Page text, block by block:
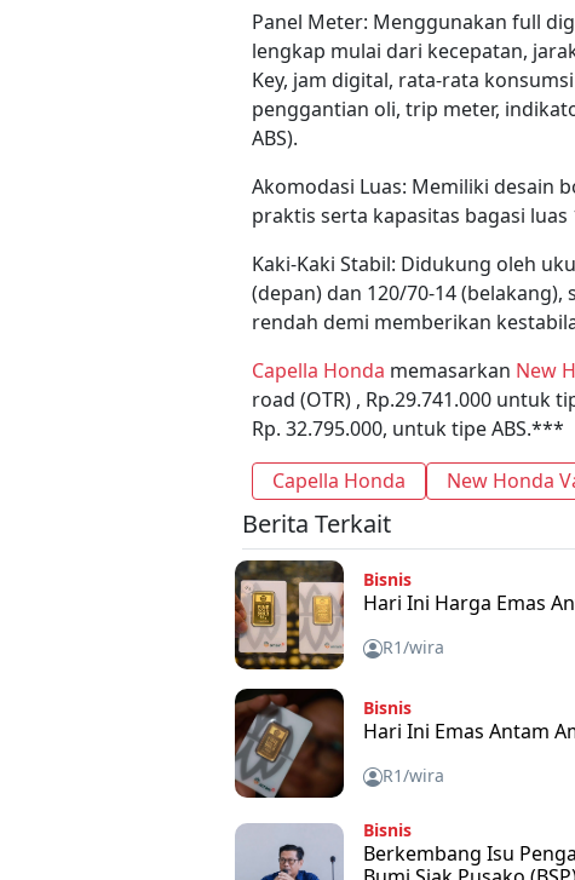
Panel Meter: Menggunakan full
lengkap mulai dari kecepatan,
Key, jam digital, rata-rata
penggantian oli, trip meter,
ABS).
Akomodasi Luas: Memiliki desain
praktis serta kapasitas bagasi
Kaki-Kaki Stabil: Didukung oleh
(depan) dan 120/70-14
rendah demi memberikan
Capella Honda memasarkan New
road (OTR) , Rp.29.741.000 untuk
Rp. 32.795.000, untuk tipe ABS.***
Capella Honda
New Honda
Berita Terkait
Bisnis
Hari Ini Harga Emas
R1/wira
Bisnis
Hari Ini Emas Antam
R1/wira
Bisnis
Berkembang Isu